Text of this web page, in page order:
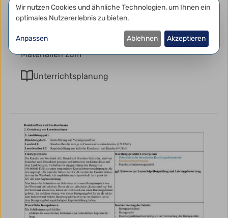
Schulbeginn: Berufsbildung
In dieser Materialsammlung finden Sie
Anregungen und Unterrichtsmaterialien für den
Schulbeginn in der Berufsbildung. Mit
Materialien zum
Unterrichtsplanung
Datenschutzeinstellungen
Wir nutzen Cookies und ähnliche Technologien, um Ihnen ein
optimales Nutzererlebnis zu bieten.
Anpassen Ablehnen Akzeptieren